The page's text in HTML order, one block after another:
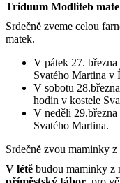
Triduum Modliteb
Srdečně zveme celou
matek.
V pátek 27. března
Svatého Martina v
V sobotu
hodin v kostele
V neděli
Svatého Martina.
Srdečně zvou maminky
V létě budou maminky z